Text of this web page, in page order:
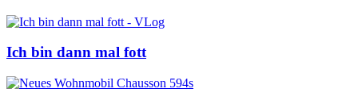
Ich bin dann mal fott